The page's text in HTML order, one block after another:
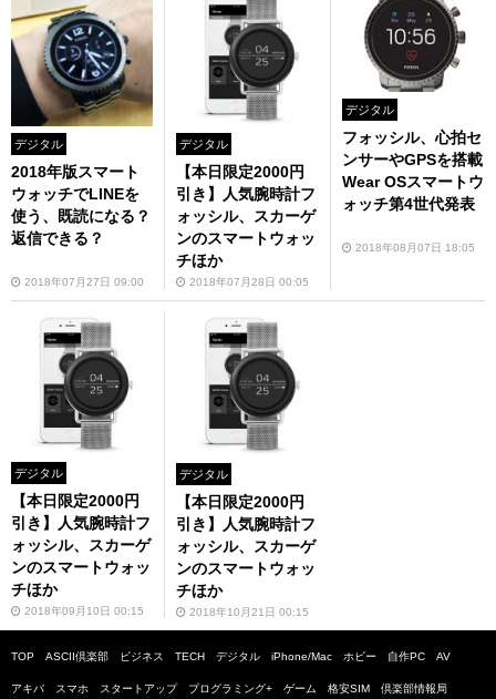
デジタル
2018年版スマート
ウォッチでLINEを
使う、既読になる？
返信できる？
2018年07月27日 09:00
デジタル
【本日限定2000円
引き】人気腕時計フ
ォッシル、スカーゲ
ンのスマートウォッ
チほか
2018年07月28日 00:05
デジタル
フォッシル、心拍セ
ンサーやGPSを搭載
Wear OSスマートウ
ォッチ第4世代発表
2018年08月07日 18:05
デジタル
【本日限定2000円
引き】人気腕時計フ
ォッシル、スカーゲ
ンのスマートウォッ
チほか
2018年09月10日 00:15
デジタル
【本日限定2000円
引き】人気腕時計フ
ォッシル、スカーゲ
ンのスマートウォッ
チほか
2018年10月21日 00:15
TOP ASCII倶楽部 ビジネス TECH デジタル iPhone/Mac ホビー 自作PC AV
アキバ スマホ スタートアップ プログラミング+ ゲーム 格安SIM 倶楽部情報局